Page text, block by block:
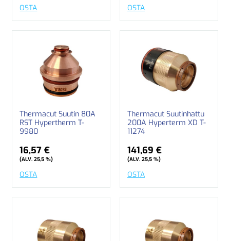
OSTA OSTA
Thermacut Suutin 80A
RST Hypertherm T-
9980
16,57 €
(ALV. 25,5 %)
OSTA
Thermacut Suutinhattu
200A Hyperterm XD T-
11274
141,69 €
(ALV. 25,5 %)
OSTA